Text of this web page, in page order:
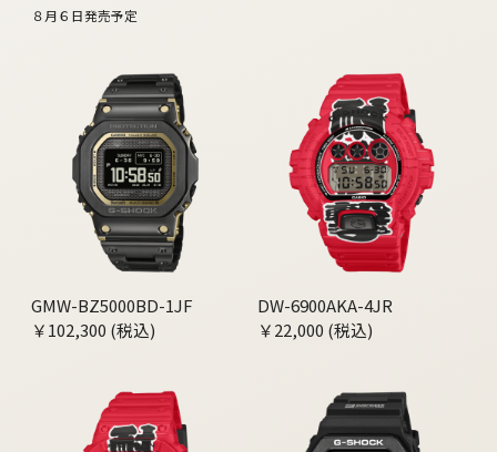
８月６日発売予定
GMW-BZ5000BD-1JF
￥102,300 (税込)
DW-6900AKA-4JR
￥22,000 (税込)